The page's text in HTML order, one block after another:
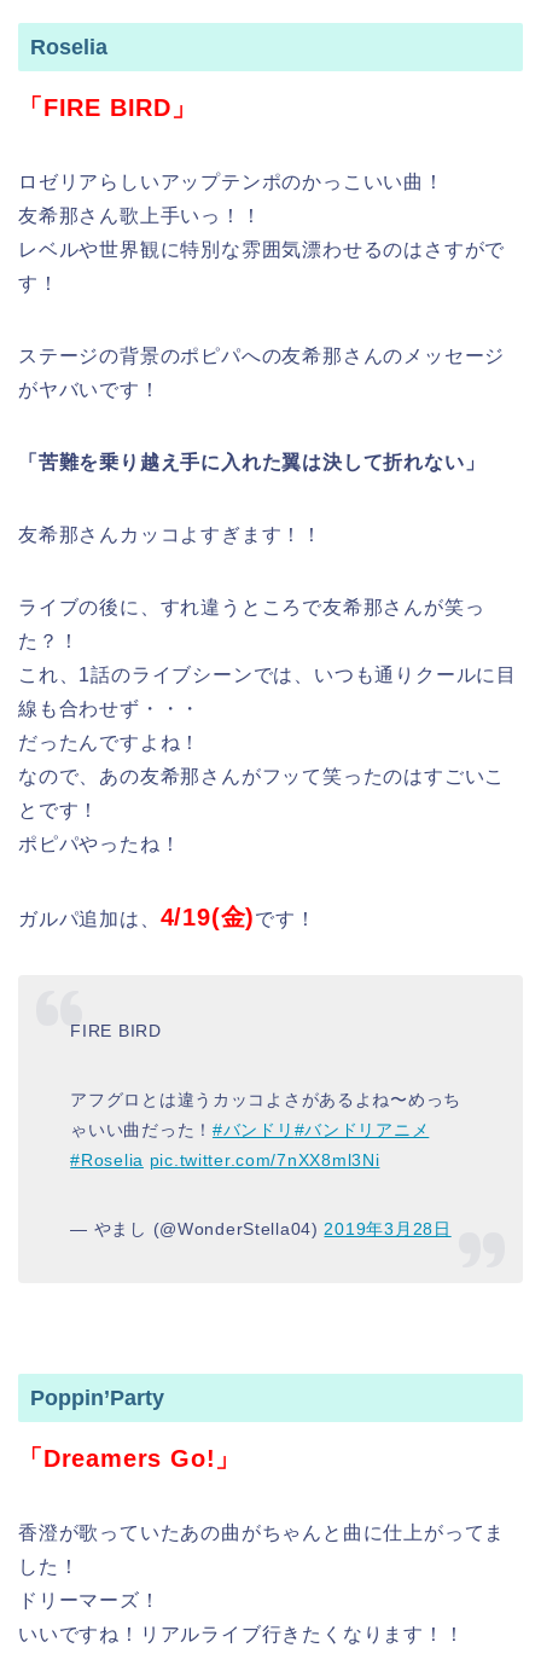
Roselia
「FIRE BIRD」
ロゼリアらしいアップテンポのかっこいい曲！
友希那さん歌上手いっ！！
レベルや世界観に特別な雰囲気漂わせるのはさすがで
す！
ステージの背景のポピパへの友希那さんのメッセージ
がヤバいです！
「苦難を乗り越え手に入れた翼は決して折れない」
友希那さんカッコよすぎます！！
ライブの後に、すれ違うところで友希那さんが笑っ
た？！
これ、1話のライブシーンでは、いつも通りクールに目
線も合わせず・・・
だったんですよね！
なので、あの友希那さんがフッて笑ったのはすごいこ
とです！
ポピパやったね！
ガルパ追加は、 4/19(金)です！
FIRE BIRD
アフグロとは違うカッコよさがあるよね〜めっち
ゃいい曲だった！ #バンドリ #バンドリアニメ
#Roselia pic.twitter.com/7nXX8ml3Ni
— やまし (@WonderStella04)2019年3月28日
Poppin’Party
「Dreamers Go!」
香澄が歌っていたあの曲がちゃんと曲に仕上がってま
した！
ドリーマーズ！
いいですね！リアルライブ行きたくなります！！